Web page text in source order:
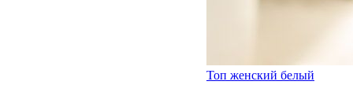
Топ женский белый